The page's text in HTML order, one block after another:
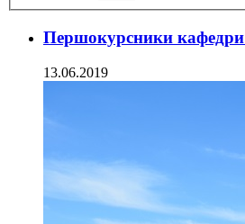
Першокурсники кафедри
13.06.2019